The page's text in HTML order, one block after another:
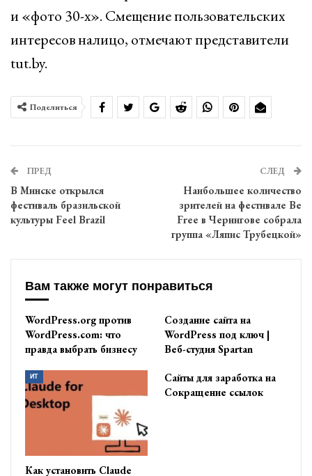
и «фото 30-х». Смещение пользовательских
интересов налицо, отмечают представители
tut.by.
Поделиться
ПРЕД
В Минске открылся
фестиваль бразильской
культуры Feel Brazil
СЛЕД
Наибольшее количество
зрителей на фестивале Be
Free в Чернигове собрала
группа «Ляпис Трубецкой»
Вам также могут понравиться
WordPress.org против
WordPress.com: что
правда выбрать бизнесу
Создание сайта на
WordPress под ключ |
Веб-студия Spartan
ИТ
Как установить Claude
Сайты для заработка на
Сокращение ссылок